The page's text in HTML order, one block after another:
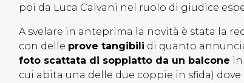
poi da Luca Calvani nel ruolo di giudice
A svelare in anteprima la novità è stata la
con delle prove tangibili di quanto
foto scattata di soppiatto da un balcone in
cui abita una delle due coppie in sfida)